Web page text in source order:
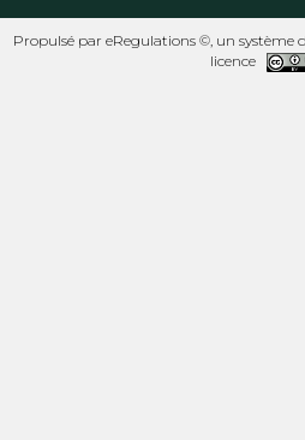
Propulsé par eRegulations ©, un système
licence